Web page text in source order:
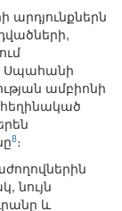
Սպահանի
ամբիոնի
8։
նույն
և